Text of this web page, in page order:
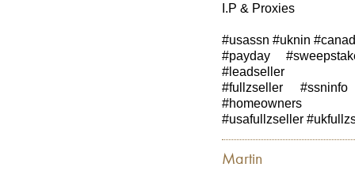
I.P & Proxies
#usassn #uknin
#payday
#leadseller
#fullzseller
#homeowners
#usafullzseller
Martin